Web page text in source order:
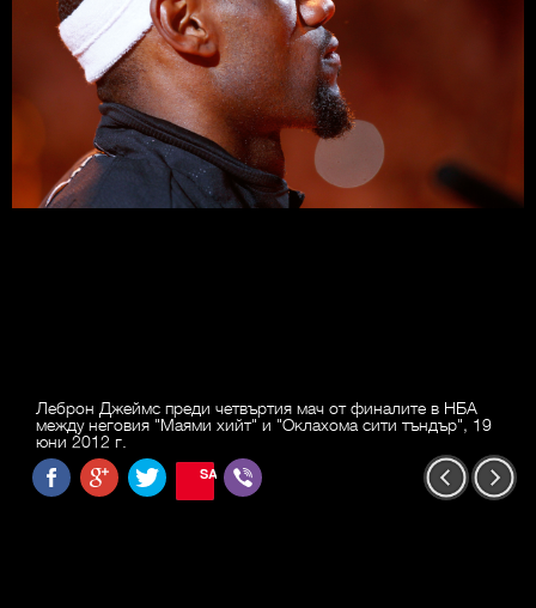
Леброн Джеймс преди четвъртия мач от финалите в НБА
между неговия "Маями хийт" и "Оклахома сити тъндър", 19
юни 2012 г.
SAVE